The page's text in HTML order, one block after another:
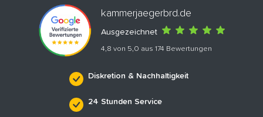
kammerjaegerbrd.de
Ausgezeichnet
4,8 von 5,0 aus 174 Bewertungen
Diskretion & Nachhaltigkeit
24 Stunden Service